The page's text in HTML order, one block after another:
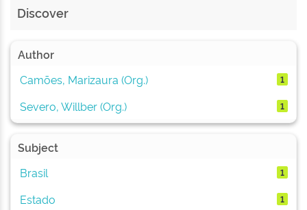
Discover
Author
Camões, Marizaura (Org.)
1
Severo, Willber (Org.) 1
Subject
Brasil
1
Estado 1